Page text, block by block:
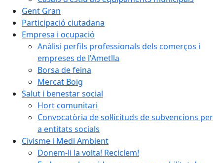
Gent Gran
Participació ciutadana
Empresa i ocupació
Anàlisi perfils professionals dels comerços i
empreses de l'Ametlla
Borsa de feina
Mercat Boig
Salut i benestar social
Hort comunitari
Convocatòria de sol·licituds de subvencions per
a entitats socials
Civisme i Medi Ambient
Donem-li la volta! Reciclem!